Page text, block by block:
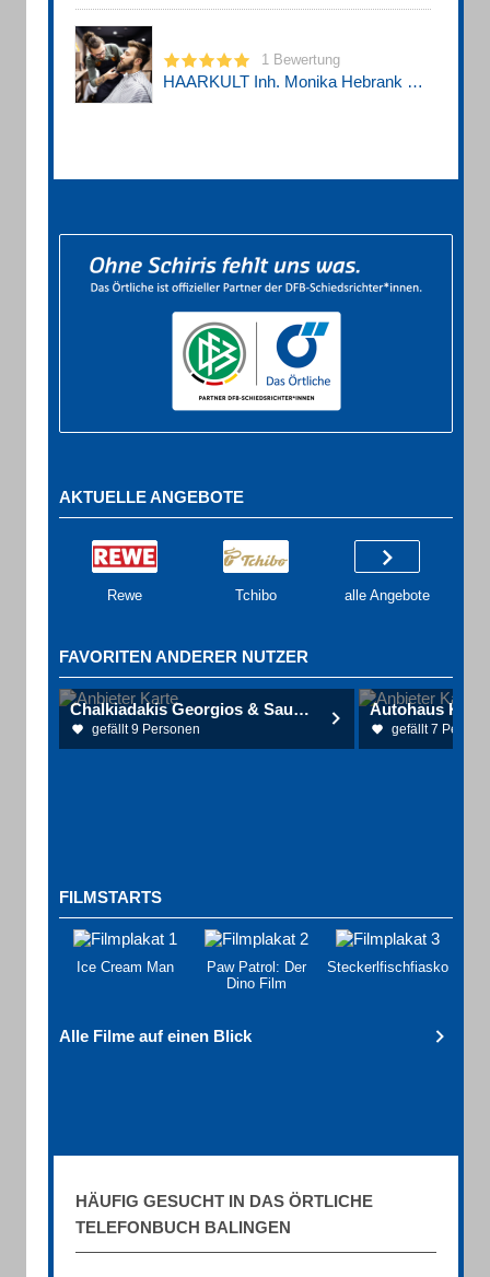
1 Bewertung
HAARKULT Inh. Monika Hebrank Friseurgeschäft
AKTUELLE ANGEBOTE
Rewe Tchibo alle Angebote
FAVORITEN ANDERER NUTZER
Chalkiadakis Georgios & Saul Boris Dr.med. Fachärzte für HNO-Heilkunde
gefällt 9 Personen
Autohaus
gefällt 7
FILMSTARTS
Ice Cream Man
Paw Patrol: Der
Dino Film
Steckerlfischfiasko
Alle Filme auf einen Blick
HÄUFIG GESUCHT IN DAS ÖRTLICHE
TELEFONBUCH BALINGEN